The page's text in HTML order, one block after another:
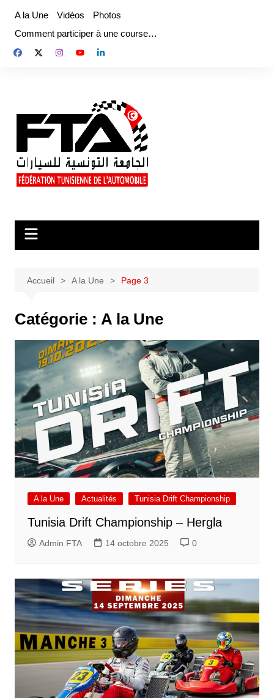
contenu
A la Une Vidéos
Photos
Comment participer à une course…
Accueil A la Une Page 3
Catégorie : A la Une
A la Une Actualités Tunisia Drift Championship
Tunisia Drift Championship – Hergla
Admin FTA 14 octobre 2025 0